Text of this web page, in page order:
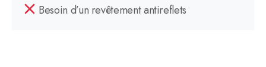
Besoin d’un revêtement antireflets